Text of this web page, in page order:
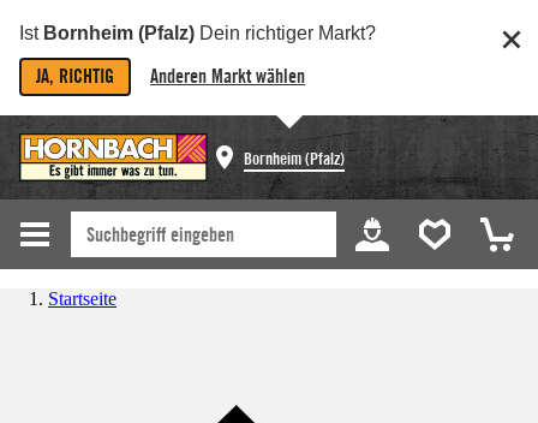
Ist Bornheim (Pfalz) Dein richtiger Markt?
JA, RICHTIG Anderen Markt wählen
Bornheim (Pfalz)
Startseite